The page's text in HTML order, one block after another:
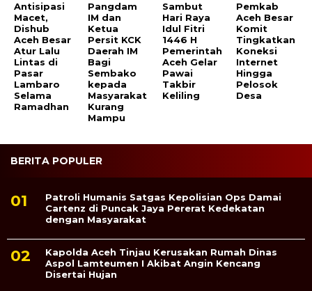
Antisipasi
Macet,
Dishub
Aceh Besar
Atur Lalu
Lintas di
Pasar
Lambaro
Selama
Ramadhan
Pangdam
IM dan
Ketua
Persit KCK
Daerah IM
Bagi
Sembako
kepada
Masyarakat
Kurang
Mampu
Sambut
Hari Raya
Idul Fitri
1446 H
Pemerintah
Aceh Gelar
Pawai
Takbir
Keliling
Pemkab
Aceh Besar
Komit
Tingkatkan
Koneksi
Internet
Hingga
Pelosok
Desa
BERITA POPULER
Patroli Humanis Satgas Kepolisian Ops Damai
Cartenz di Puncak Jaya Pererat Kedekatan
dengan Masyarakat
Kapolda Aceh Tinjau Kerusakan Rumah Dinas
Aspol Lamteumen I Akibat Angin Kencang
Disertai Hujan